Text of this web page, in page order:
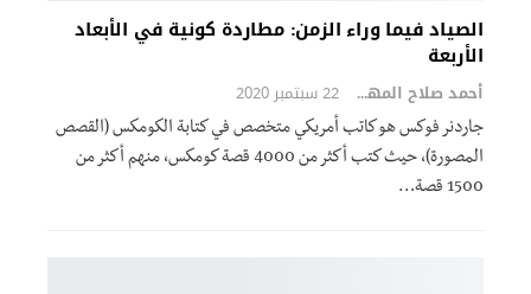
الصياد فيما وراء الزمن: مطاردة كونية في الأبعاد
الأربعة
أحمد صلاح المهدي 22 سبتمبر 2020
جاردنر فوكس هو كاتب أمريكي متخصص في كتابة الكومكس (القصص
المصورة)، حيث كتب أكثر من 4000 قصة كومكس، منهم أكثر من
1500 قصة…